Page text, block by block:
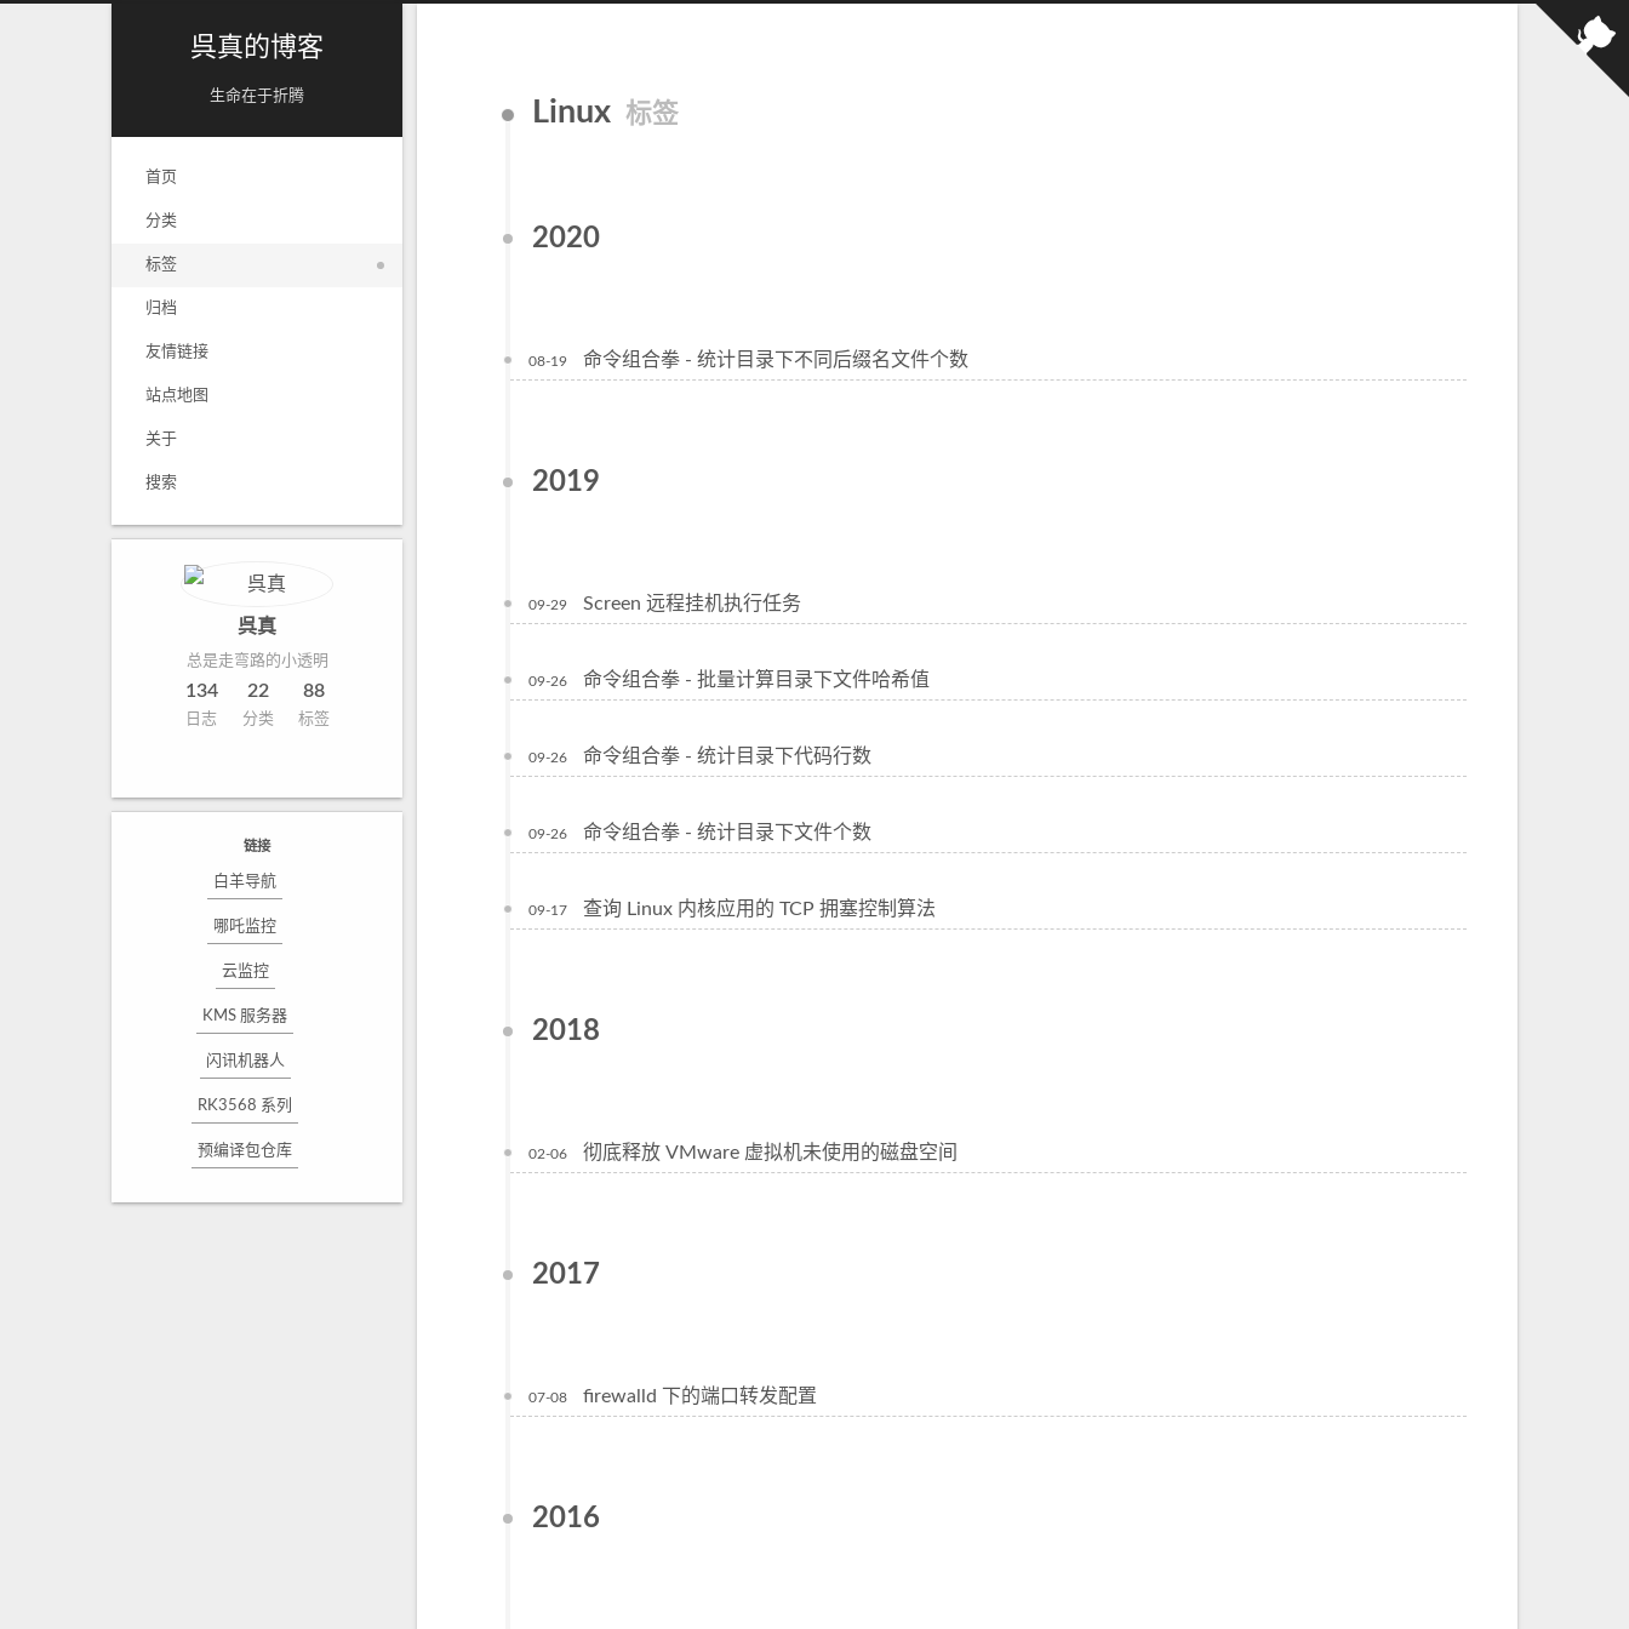
呉真的博客
生命在于折腾
首页
分类
标签
归档
友情链接
站点地图
关于
搜索
呉真
总是走弯路的小透明
134
日志
22
分类
88
标签
链接
白羊导航
哪吒监控
云监控
KMS 服务器
闪讯机器人
RK3568 系列
预编译包仓库
Linux 标签
2020
08-19 命令组合拳 - 统计目录下不同后缀名文件个数
2019
09-29 Screen 远程挂机执行任务
09-26 命令组合拳 - 批量计算目录下文件哈希值
09-26 命令组合拳 - 统计目录下代码行数
09-26 命令组合拳 - 统计目录下文件个数
09-17 查询 Linux 内核应用的 TCP 拥塞控制算法
2018
02-06 彻底释放 VMware 虚拟机未使用的磁盘空间
2017
07-08 firewalld 下的端口转发配置
2016